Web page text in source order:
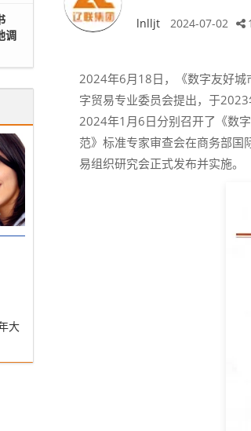
lnlljt 2024-07-02
2024年6月18日，《数字友好城
字贸易专业委员会提出，于
2024年1月6日分别召开了《数
范》标准专家审查会在商务部国
易组织研究会正式发布并实施。
调
大